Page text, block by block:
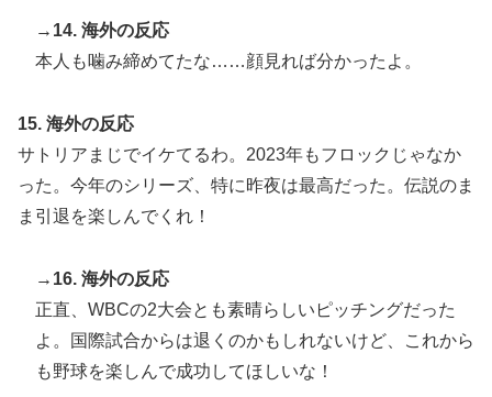
→14. 海外の反応
本人も噛み締めてたな……顔見れば分かったよ。
15. 海外の反応
サトリアまじでイケてるわ。2023年もフロックじゃなか
った。今年のシリーズ、特に昨夜は最高だった。伝説のま
ま引退を楽しんでくれ！
→16. 海外の反応
正直、WBCの2大会とも素晴らしいピッチングだった
よ。国際試合からは退くのかもしれないけど、これから
も野球を楽しんで成功してほしいな！